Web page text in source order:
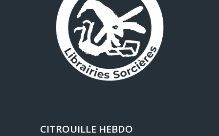
CITROUILLE HEBDO